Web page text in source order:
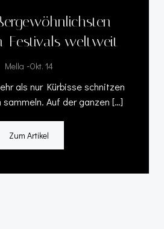
Festivals weltweit
Mella -Okt. 14
als nur Kürbisse schnitzen
sammeln. Auf der ganzen […]
Zum Artikel